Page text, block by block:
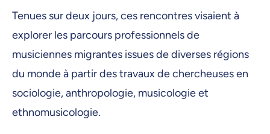
Tenues sur deux jours, ces rencontres visaient à
explorer les parcours professionnels de
musiciennes migrantes issues de diverses régions
du monde à partir des travaux de chercheuses en
sociologie, anthropologie, musicologie et
ethnomusicologie.